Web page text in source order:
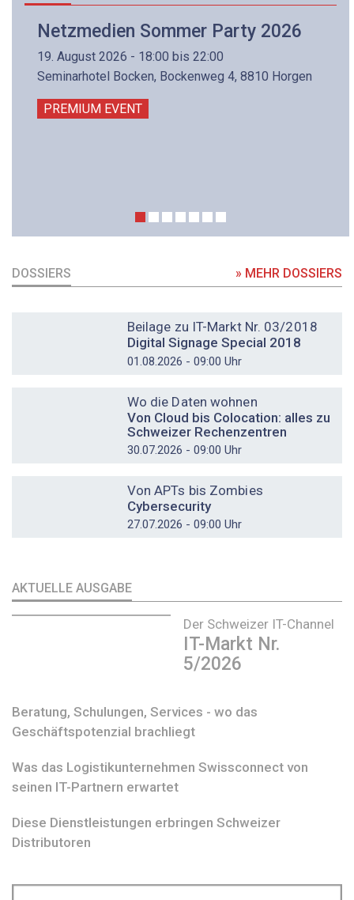
Netzmedien Sommer Party 2026
19. August 2026 - 18:00 bis 22:00
Seminarhotel Bocken, Bockenweg 4, 8810 Horgen
PREMIUM EVENT
DOSSIERS » MEHR DOSSIERS
Beilage zu IT-Markt Nr. 03/2018
Digital Signage Special 2018
01.08.2026 - 09:00 Uhr
Wo die Daten wohnen
Von Cloud bis Colocation: alles zu
Schweizer Rechenzentren
30.07.2026 - 09:00 Uhr
Von APTs bis Zombies
Cybersecurity
27.07.2026 - 09:00 Uhr
AKTUELLE AUSGABE
Der Schweizer IT-Channel
IT-Markt Nr.
5/2026
Beratung, Schulungen, Services - wo das
Geschäftspotenzial brachliegt
Was das Logistikunternehmen Swissconnect von
seinen IT-Partnern erwartet
Diese Dienstleistungen erbringen Schweizer
Distributoren